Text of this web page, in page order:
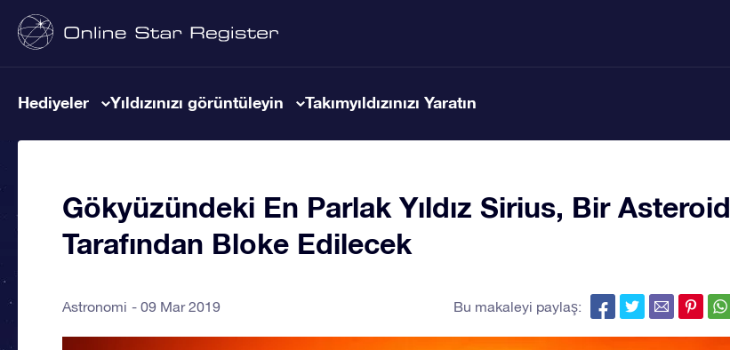
Hediyeler Yıldızınızı görüntüleyin Takımyıldızınızı Yaratın
Gökyüzündeki En Parlak Yıldız Sirius, Bir Asteroid
Tarafından Bloke Edilecek
Astronomi 09 Mar 2019 Bu makaleyi paylaş: